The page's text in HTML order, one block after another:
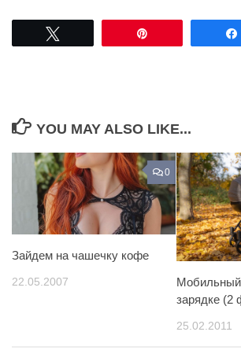
YOU MAY ALSO LIKE...
0
Зайдем на чашечку кофе
22.05.2007
Мобильный
зарядке (2
25.02.2011